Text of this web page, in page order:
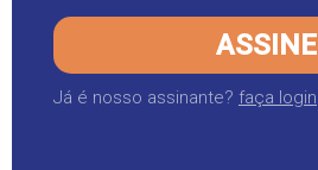
ASSINE
Já é nosso assinante? faça login